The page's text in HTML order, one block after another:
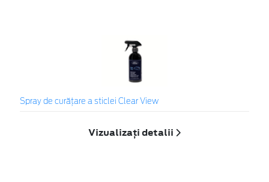
Spray de curățare a sticlei Clear View
Vizualizați detalii